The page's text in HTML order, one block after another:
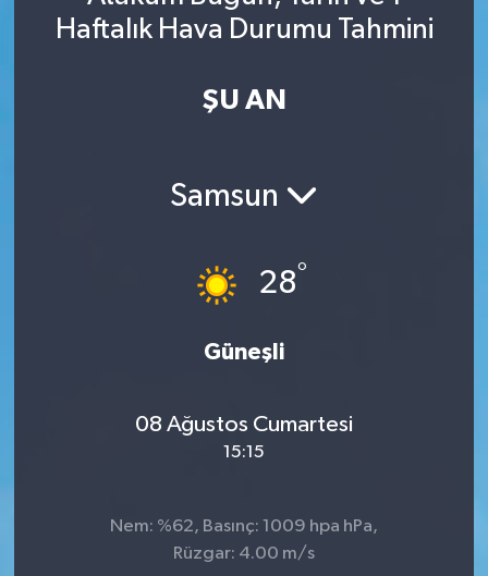
Haftalık Hava Durumu Tahmini
ŞU AN
Samsun
28°
Güneşli
08 Ağustos Cumartesi
15:15
Nem: %62, Basınç: 1009 hpa hPa,
Rüzgar: 4.00 m/s
Eğitim
Özel Haber
Süper Lig Puan Durumu ve Fikstür